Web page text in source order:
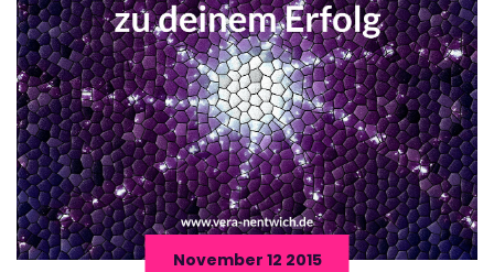
November 12 2015